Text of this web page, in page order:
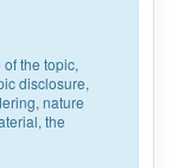
the topic,
disclosure,
nature
the